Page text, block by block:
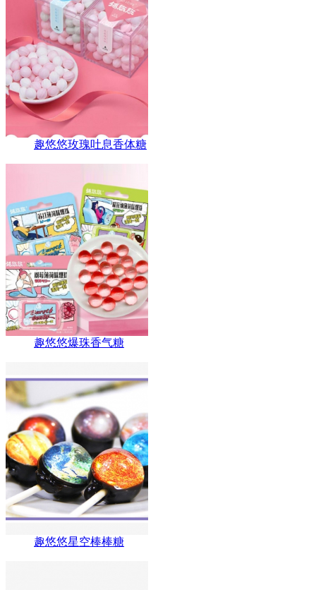
趣悠悠玫瑰吐息香体糖
趣悠悠爆珠香气糖
趣悠悠星空棒棒糖